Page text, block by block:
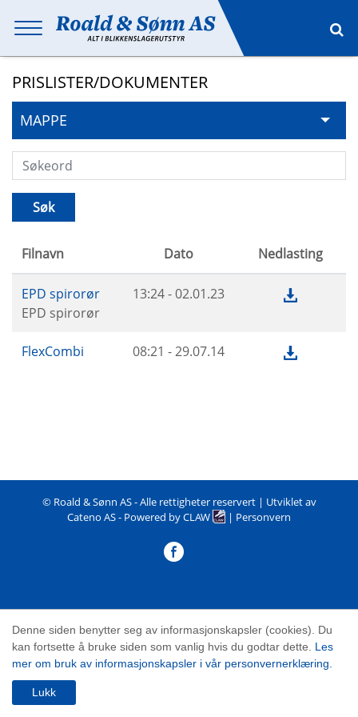
PRISLISTER/DOKUMENTER
MAPPE
Filnavn Dato Nedlasting
EPD spirorør
EPD spirorør
13:24 - 02.01.23
FlexCombi 08:21 - 29.07.14
© Roald & Sønn AS- Alle rettigheter reservert | Utviklet av
Cateno AS- Powered byCLAW | Personvern
Denne siden benytter seg av informasjonskapsler (cookies). Du
kan fortsette å bruke siden som vanlig hvis du godtar dette. Les
mer om bruk av informasjonskapsler i vår personvernerklæring.